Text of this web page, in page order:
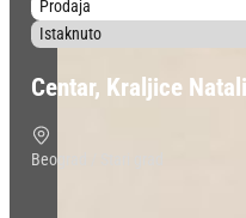
Prodaja
Istaknuto
Centar, Kraljice
Beograd / Stari grad